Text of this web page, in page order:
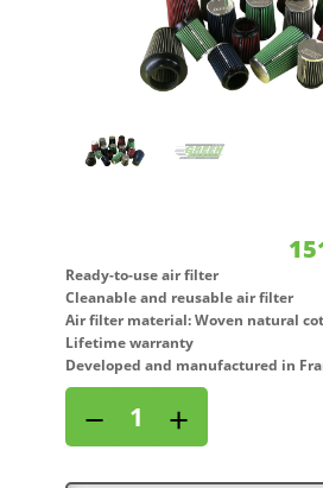
Ready-to-use air filter
Cleanable and reusable air filter
Air filter material: Woven natural
Lifetime warranty
Developed and manufactured in
air
intake
kit
− +